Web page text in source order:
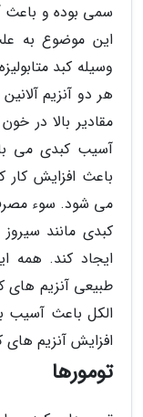
سمی بوده و باعث
این موضوع به
وسیله کبد
هر دو آنزیم
مقادیر بالا در
آسیب کبدی می
باعث افزایش
می شود. سوء
کبدی مانند
ایجاد کند. همه
طبیعی آنزیم های
الکل باعث آسیب
افزایش آنزیم
تومورها